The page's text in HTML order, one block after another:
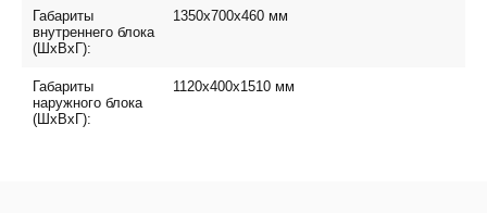
Габариты
внутреннего блока
(ШxВxГ):
1350x700x460 мм
Габариты
наружного блока
(ШxВxГ):
1120x400x1510 мм